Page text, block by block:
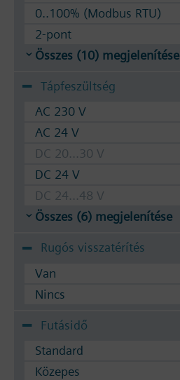
0..100% (Modbus RTU)
2-pont
Összes (10) megjelenítése
Tápfeszültség
AC 230 V
AC 24 V
DC 20...30 V
DC 24 V
DC 24...48 V
Összes (6) megjelenítése
Rugós visszatérítés
Van
Nincs
Futásidő
Standard
Közepes